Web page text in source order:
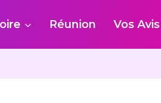
Réunion Vos Avis